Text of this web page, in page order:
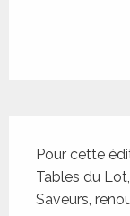
Pour cette
Tables du
Saveurs,